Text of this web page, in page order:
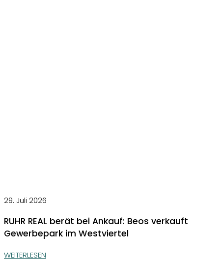
29. Juli 2026
RUHR REAL berät bei Ankauf: Beos verkauft
Gewerbepark im Westviertel
WEITERLESEN